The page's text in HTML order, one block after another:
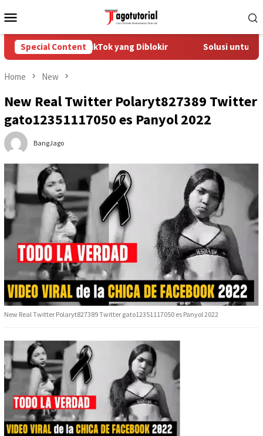
to
Menu
Special Content
Akun TikTok yang Diblokir Solusi untuk Akun
Home New
New Real Twitter Polaryt827389 Twitter
gato12351117050 es Panyol 2022
BangJago
New Real Twitter Polaryt827389 Twitter gato12351117050 es Panyol 2022